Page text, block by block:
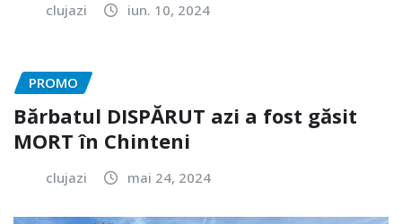
clujazi iun. 10, 2024
PROMO
Bărbatul DISPĂRUT azi a fost găsit
MORT în Chinteni
clujazi mai 24, 2024